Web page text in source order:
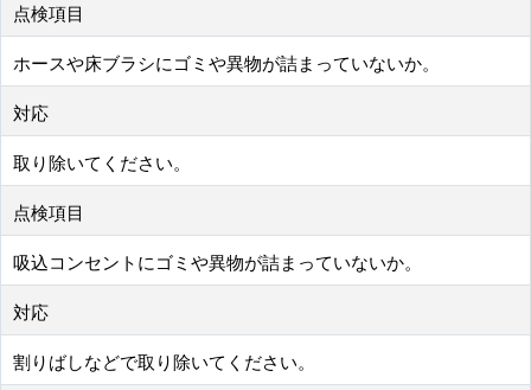
点検項目
ホースや床ブラシにゴミや異物が詰まっていないか。
対応
取り除いてください。
点検項目
吸込コンセントにゴミや異物が詰まっていないか。
対応
割りばしなどで取り除いてください。